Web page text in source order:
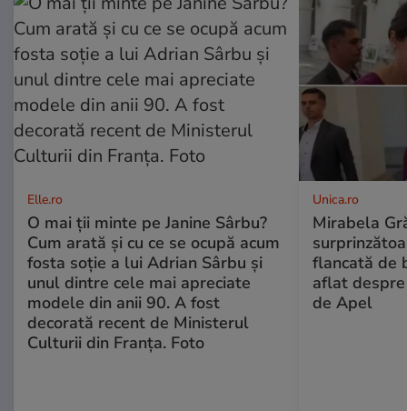
Elle.ro
O mai ții minte pe Janine Sârbu?
Cum arată și cu ce se ocupă acum
fosta soție a lui Adrian Sârbu și
unul dintre cele mai apreciate
modele din anii 90. A fost
decorată recent de Ministerul
Culturii din Franța. Foto
Unica.ro
Mirabela
flancată de
aflat
de Apel